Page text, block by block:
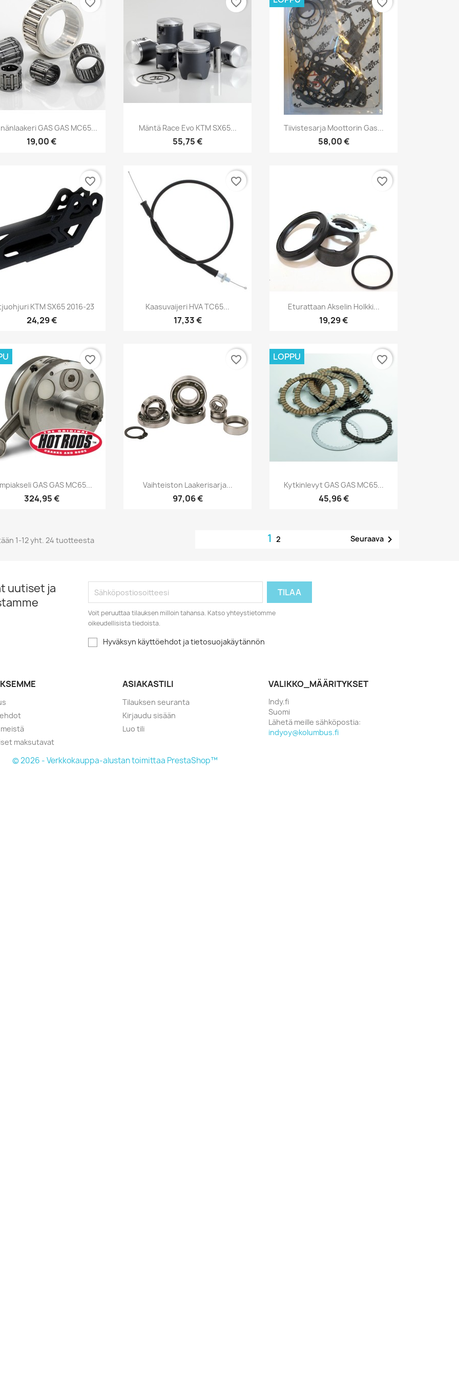
Pikakatselu
GAS GAS MC65...
19,00 €
favorite_border
Pikakatselu
Mäntä Race Evo KTM SX65...
55,75 €
favorite_border
Pikakatselu
Tiivistesarja Moottorin Gas...
58,00 €
favorite_border
Pikakatselu
KTM SX65 2016-23
24,29 €
favorite_border
Pikakatselu
Kaasuvaijeri HVA TC65...
17,33 €
favorite_border
Pikakatselu
Eturattaan Akselin Holkki...
19,29 €
favorite_border
Pikakatselu
GAS GAS MC65...
324,95 €
favorite_border
Pikakatselu
Vaihteiston Laakerisarja...
97,06 €
favorite_border
Pikakatselu
Kytkinlevyt GAS GAS MC65...
45,96 €
LOPPU favorite_border
1-12 yht. 24 tuotteesta 1 2 Seuraava
uutiset ja
Voit peruuttaa tilauksen milloin tahansa. Katso yhteystietomme
oikeudellisista tiedoista.
Hyväksyn käyttöehdot ja tietosuojakäytännön
maksutavat
ASIAKASTILI
Tilauksen seuranta
Kirjaudu sisään
Luo tili
VALIKKO_MÄÄRITYKSET
Indy.fi
Suomi
Lähetä meille sähköpostia:
indyoy@kolumbus.fi
© 2026 - Verkkokauppa-alustan toimittaa PrestaShop™